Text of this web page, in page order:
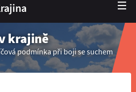
krajině
odkaz)
podmínka při boji se suchem